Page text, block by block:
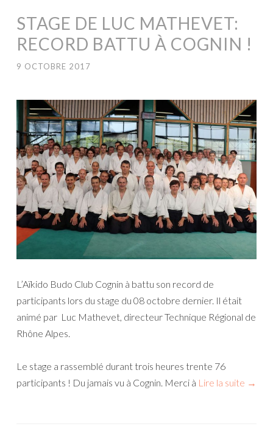
STAGE DE LUC MATHEVET:
RECORD BATTU À COGNIN !
9 OCTOBRE 2017
L’Aïkido Budo Club Cognin à battu son record de
participants lors du stage du 08 octobre dernier. Il était
animé par Luc Mathevet, directeur Technique Régional de
Rhône Alpes.
Le stage a rassemblé durant trois heures trente 76
participants ! Du jamais vu à Cognin. Merci à Lire la suite →